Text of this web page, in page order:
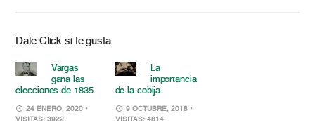
Dale Click si te gusta
Vargas
gana las
elecciones de 1835
24 ENERO, 2020 •
VISITAS: 3922
La
importancia
de la cobija
9 OCTUBRE, 2018 •
VISITAS: 4814